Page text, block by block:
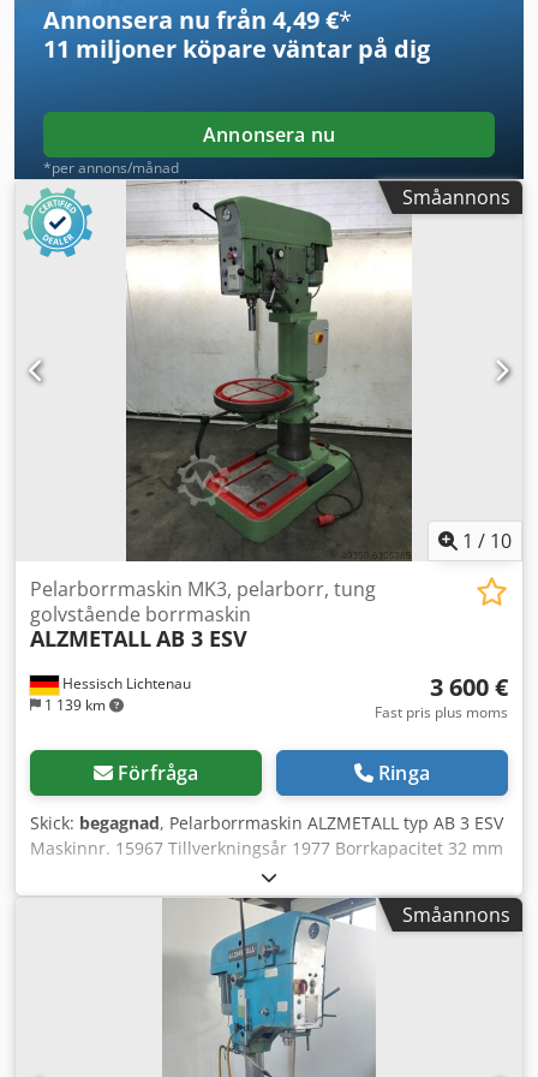
Annonsera nu från 4,49 €*
11 miljoner köpare väntar på dig
Annonsera nu
*per annons/månad
Småannons
1 / 10
Hessisch Lichtenau
1 139 km
Pelarborrmaskin MK3, pelarborr, tung
golvstående borrmaskin
ALZMETALLAB 3 ESV
3 600 €
Fast pris plus moms
Förfråga Ringa
Skick: begagnad, Pelarborrmaskin ALZMETALL typ AB 3 ESV
Maskinnr. 15967 Tillverkningsår 1977 Borrkapacitet 32 mm
Spindelupptagning MK 3 - kort pinol Avstånd spindelnos -
bord 545 mm (kort pinol) Avstånd spindeladapter - bord
395 mm (MK-adapter) Utligg 290 mm Pinolslag 160 mm
Chedpfjharwvex Afuea Bordstorlek Ø 545 mm
Pelardiameter 220 mm Spindelvarvtal 55 - 1 450 varv/min,
steglöst Motoreffekt 1 / 1,6 kW Anslutning 380 Volt, 50 Hz -
Spindelvarvtal via 2 växellågssteg, 2 motorvarvtal och
steglöst via variatorväxel - Försteg för högt vridmoment vid
Småannons